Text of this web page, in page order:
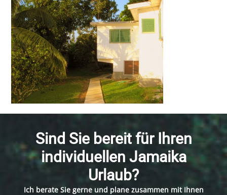
Sind Sie bereit für Ihren
individuellen Jamaika
Urlaub?
Ich berate Sie gerne und plane zusammen mit Ihnen